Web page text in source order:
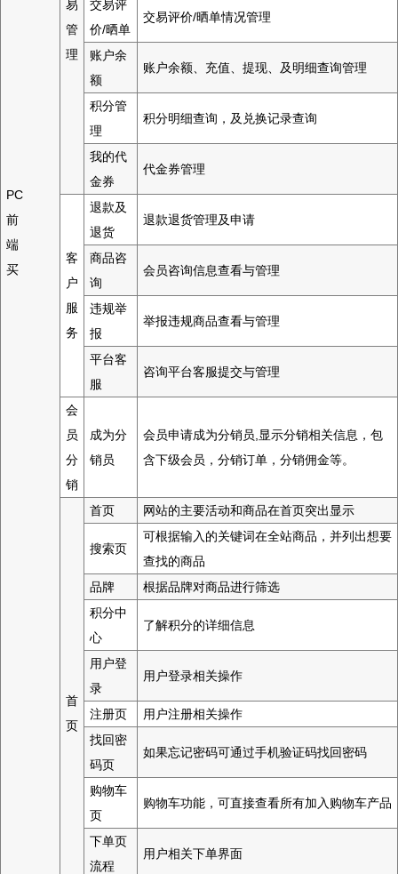
PC
前
端
买
易
管
理
交易评
价/晒单
交易评价/晒单情况管理
账户余
额
账户余额、充值、提现、及明细查询管理
积分管
理
积分明细查询，及兑换记录查询
我的代
金券
代金券管理
客
户
服
务
退款及
退货
退款退货管理及申请
商品咨
询
会员咨询信息查看与管理
违规举
报
举报违规商品查看与管理
平台客
服
咨询平台客服提交与管理
会
员
分
销
成为分
销员
会员申请成为分销员,显示分销相关信息，包
含下级会员，分销订单，分销佣金等。
首
页
首页 网站的主要活动和商品在首页突出显示
搜索页
可根据输入的关键词在全站商品，并列出想要
查找的商品
品牌
根据品牌对商品进行筛选
积分中
心
了解积分的详细信息
用户登
录
用户登录相关操作
注册页
用户注册相关操作
找回密
码页
如果忘记密码可通过手机验证码找回密码
购物车
页
购物车功能，可直接查看所有加入购物车产品
下单页
流程
用户相关下单界面